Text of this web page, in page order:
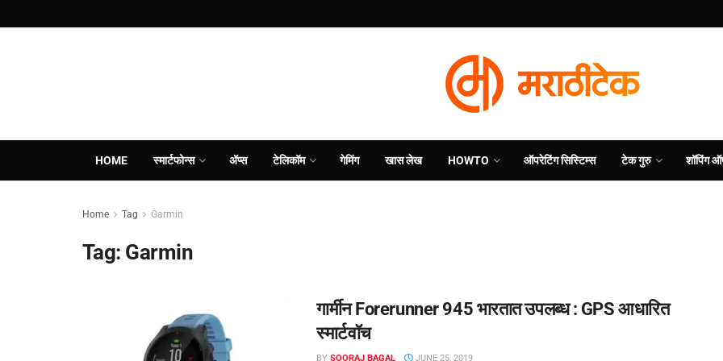
HOME स्मार्टफोन्स ॲप्स टेलिकॉम गेमिंग खास लेख HOWTO ऑपरेटिंग सिस्टिम्स टेक गुरु शॉपिंग
Home Tag Garmin
Tag: Garmin
गार्मीन Forerunner 945 भारतात उपलब्ध : GPS आधारित
स्मार्टवॉच
BY SOORAJ BAGAL JUNE 25, 2019